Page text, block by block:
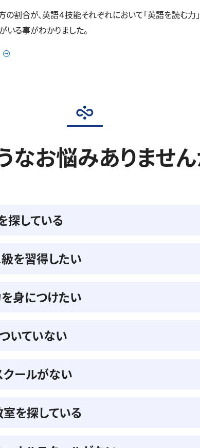
合が、英語４技能それぞれにおいて「英語を読む力」
いる事がわかりました。
なお悩みありません
探している
級を習得したい
身につけたい
いていない
ールがない
を探している